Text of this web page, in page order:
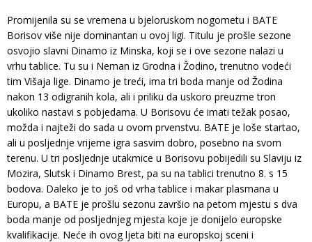
Promijenila su se vremena u bjeloruskom nogometu i BATE
Borisov više nije dominantan u ovoj ligi. Titulu je prošle sezone
osvojio slavni Dinamo iz Minska, koji se i ove sezone nalazi u
vrhu tablice. Tu su i Neman iz Grodna i Žodino, trenutno vodeći
tim Višaja lige. Dinamo je treći, ima tri boda manje od Žodina
nakon 13 odigranih kola, ali i priliku da uskoro preuzme tron
ukoliko nastavi s pobjedama. U Borisovu će imati težak posao,
možda i najteži do sada u ovom prvenstvu. BATE je loše startao,
ali u posljednje vrijeme igra sasvim dobro, posebno na svom
terenu. U tri posljednje utakmice u Borisovu pobijedili su Slaviju iz
Mozira, Slutsk i Dinamo Brest, pa su na tablici trenutno 8. s 15
bodova. Daleko je to još od vrha tablice i makar plasmana u
Europu, a BATE je prošlu sezonu završio na petom mjestu s dva
boda manje od posljednjeg mjesta koje je donijelo europske
kvalifikacije. Neće ih ovog ljeta biti na europskoj sceni i